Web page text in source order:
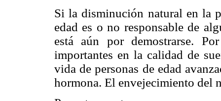
Si la disminución natural en la
edad es o no responsable de
está aún por demostrarse.
importantes en la calidad de
vida de personas de edad
hormona. El envejecimiento del